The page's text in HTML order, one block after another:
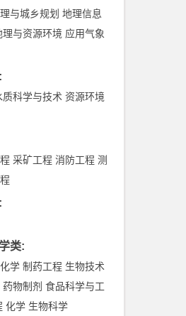
与城乡规划 地理信息
理与资源环境 应用气象
:
质科学与技术 资源环境
采矿工程 消防工程 测
:
类:
学 制药工程 生物技术
药物制剂 食品科学与工
化学 生物科学